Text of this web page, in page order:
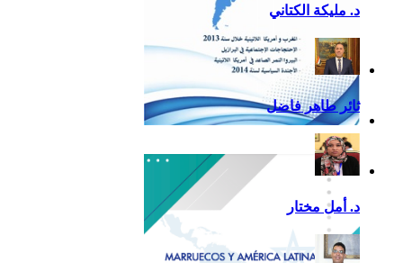
تقرير أمريكا اللاتينية لسنة
2013
د. مليكة الكتاني
ثائر طاهر فاضل
د. أمل مختار